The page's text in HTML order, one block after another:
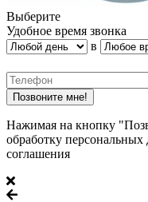
Выберите
Удобное время звонка
в
Нажимая на кнопку
обработку
соглашения